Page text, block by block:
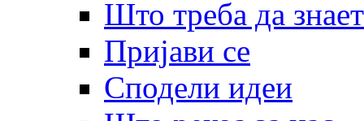
Што треба да
Пријави се
Сподели идеи